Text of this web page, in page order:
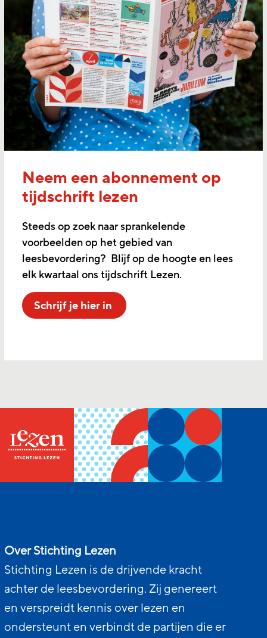
Neem een abonnement op
tijdschrift lezen
Steeds op zoek naar sprankelende
voorbeelden op het gebied van
leesbevordering? Blijf op de hoogte en lees
elk kwartaal ons tijdschrift Lezen.
Schrijf je hier in
Over Stichting Lezen
Stichting Lezen is de drijvende kracht
achter de leesbevordering. Zij genereert
en verspreidt kennis over lezen en
ondersteunt en verbindt de partijen die er